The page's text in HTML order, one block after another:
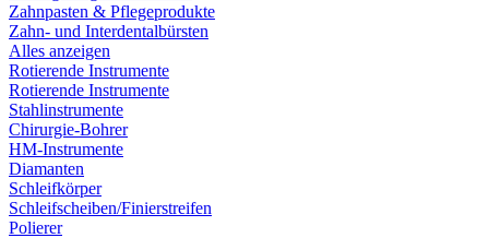
Zahnpasten & Pflegeprodukte
Zahn- und Interdentalbürsten
Alles anzeigen
Rotierende Instrumente
Rotierende Instrumente
Stahlinstrumente
Chirurgie-Bohrer
HM-Instrumente
Diamanten
Schleifkörper
Schleifscheiben/Finierstreifen
Polierer